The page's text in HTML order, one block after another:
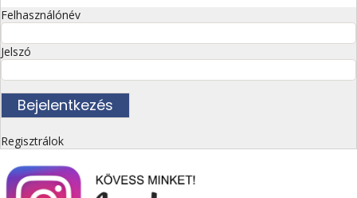
Felhasználónév
Jelszó
Regisztrálok